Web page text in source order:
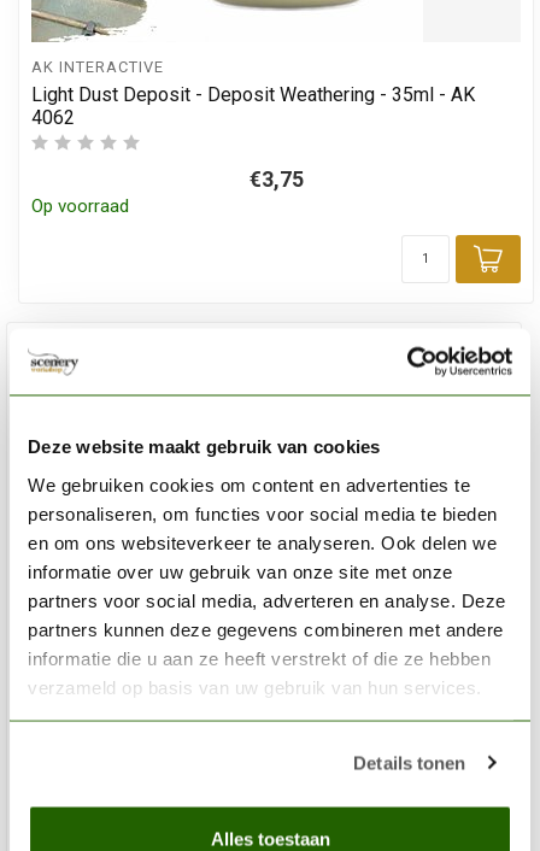
Deze website maakt gebruik van cookies
We gebruiken cookies om content en advertenties te
personaliseren, om functies voor social media te bieden
en om ons websiteverkeer te analyseren. Ook delen we
informatie over uw gebruik van onze site met onze
partners voor social media, adverteren en analyse. Deze
partners kunnen deze gegevens combineren met andere
informatie die u aan ze heeft verstrekt of die ze hebben
verzameld op basis van uw gebruik van hun services.
Details tonen
Alles toestaan
AK INTERACTIVE
Light Dust Deposit - Deposit Weathering - 35ml - AK
4062
€3,75
Op voorraad
Brown Earth Deposit - Deposit Weathering - 35ml - AK
4063